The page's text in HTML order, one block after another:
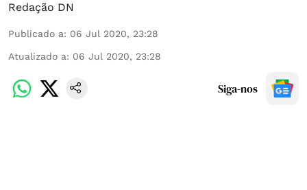
Redação DN
Publicado a: 06 Jul 2020, 23:28
Atualizado a: 06 Jul 2020, 23:28
Siga-nos